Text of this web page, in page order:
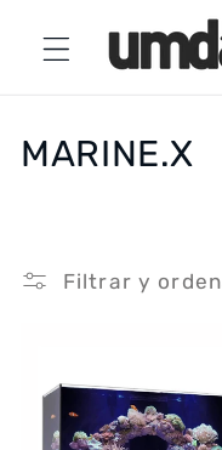
directamente
al contenido
C
e
MARINE.X
Filtrar y